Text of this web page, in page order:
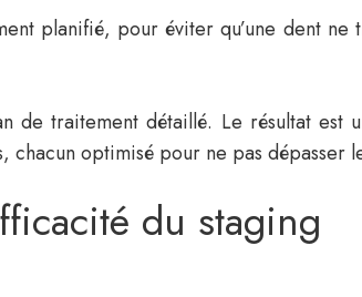
planifié, pour éviter qu’une dent ne
de traitement détaillé. Le résultat
chacun optimisé pour ne pas
du staging